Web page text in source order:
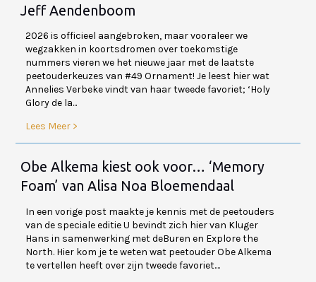
Jeff Aendenboom
2026 is officieel aangebroken, maar vooraleer we
wegzakken in koortsdromen over toekomstige
nummers vieren we het nieuwe jaar met de laatste
peetouderkeuzes van #49 Ornament! Je leest hier wat
Annelies Verbeke vindt van haar tweede favoriet; ‘Holy
Glory de la...
Lees Meer >
Obe Alkema kiest ook voor… ‘Memory
Foam’ van Alisa Noa Bloemendaal
In een vorige post maakte je kennis met de peetouders
van de speciale editie U bevindt zich hier van Kluger
Hans in samenwerking met deBuren en Explore the
North. Hier kom je te weten wat peetouder Obe Alkema
te vertellen heeft over zijn tweede favoriet....